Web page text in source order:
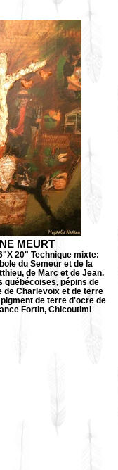
MEURT
20" Technique mixte:
du Semeur et de la
de Marc et de Jean.
québécoises, pépins de
de Charlevoix et de terre
de terre d'ocre de
Fortin, Chicoutimi